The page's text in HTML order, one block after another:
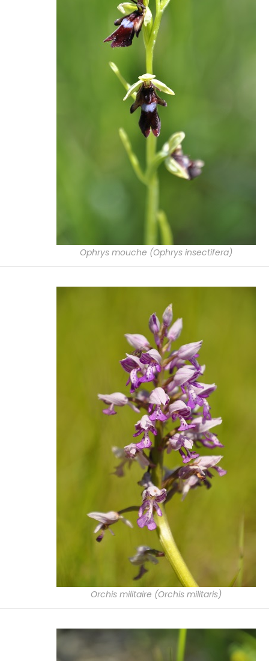
Ophrys mouche (Ophrys insectifera)
Orchis militaire (Orchis militaris)